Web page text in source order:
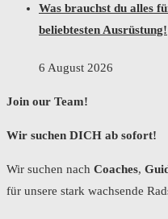
Was brauchst du alles
beliebtesten Ausrüstung!
6 August 2026
Join our Team!
Wir suchen DICH ab sofort!
Wir suchen nach Coaches,
für unsere stark wachsende